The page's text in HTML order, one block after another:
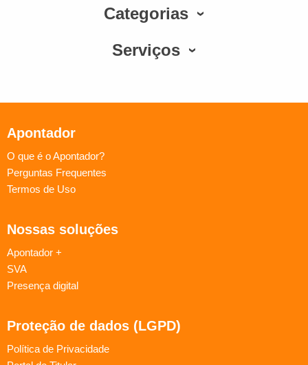
Categorias
Serviços
Apontador
O que é o Apontador?
Perguntas Frequentes
Termos de Uso
Nossas soluções
Apontador +
SVA
Presença digital
Proteção de dados (LGPD)
Política de Privacidade